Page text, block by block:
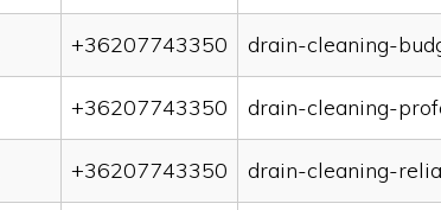
+36207743350 drain-cleaning-
+36207743350 drain-cleaning-
+36207743350 drain-cleaning-